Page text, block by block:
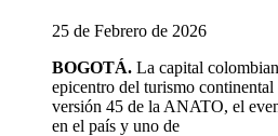
25 de Febrero de 2026
BOGOTÁ. La capital
epicentro del turismo
versión 45 de la ANATO, el
en el país y uno de